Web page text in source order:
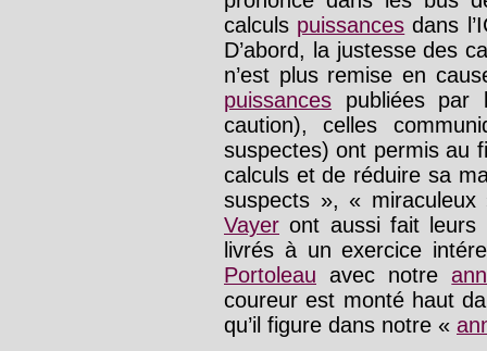
calculs puissances dans
D’abord, la justesse des
n’est plus remise en
puissances publiées par
caution), celles
suspectes) ont permis au
calculs et de réduire sa
suspects », «
Vayer ont aussi fait leurs
livrés à un exercice
Portoleau avec notre
coureur est monté haut
qu’il figure dans notre «